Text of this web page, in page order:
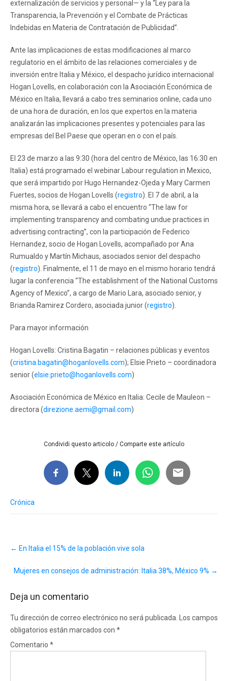
externalización de servicios y personal— y la “Ley para la
Transparencia, la Prevención y el Combate de Prácticas
Indebidas en Materia de Contratación de Publicidad”.
Ante las implicaciones de estas modificaciones al marco
regulatorio en el ámbito de las relaciones comerciales y de
inversión entre Italia y México, el despacho jurídico internacional
Hogan Lovells, en colaboración con la Asociación Económica de
México en Italia, llevará a cabo tres seminarios online, cada uno
de una hora de duración, en los que expertos en la materia
analizarán las implicaciones presentes y potenciales para las
empresas del Bel Paese que operan en o con el país.
El 23 de marzo a las 9:30 (hora del centro de México, las 16:30 en
Italia) está programado el webinar Labour regulation in Mexico,
que será impartido por Hugo Hernandez-Ojeda y Mary Carmen
Fuertes, socios de Hogan Lovells (registro). El 7 de abril, a la
misma hora, se llevará a cabo el encuentro “The law for
implementing transparency and combating undue practices in
advertising contracting”, con la participación de Federico
Hernandez, socio de Hogan Lovells, acompañado por Ana
Rumualdo y Martín Michaus, asociados senior del despacho
(registro). Finalmente, el 11 de mayo en el mismo horario tendrá
lugar la conferencia “The establishment of the National Customs
Agency of Mexico”, a cargo de Mario Lara, asociado senior, y
Brianda Ramirez Cordero, asociada junior (registro).
Para mayor información
Hogan Lovells: Cristina Bagatin – relaciones públicas y eventos
(cristina.bagatin@hoganlovells.com); Elsie Prieto – coordinadora
senior (elsie.prieto@hoganlovells.com)
Asociación Económica de México en Italia: Cecile de Mauleon –
directora (direzione.aemi@gmail.com)
Condividi questo articolo / Comparte este artículo
Crónica
navigation
← En Italia el 15% de la población vive sola
Mujeres en consejos de administración: Italia 38%, México 9% →
Deja un comentario
Tu dirección de correo electrónico no será publicada.
Los campos
obligatorios están marcados con *
Comentario *